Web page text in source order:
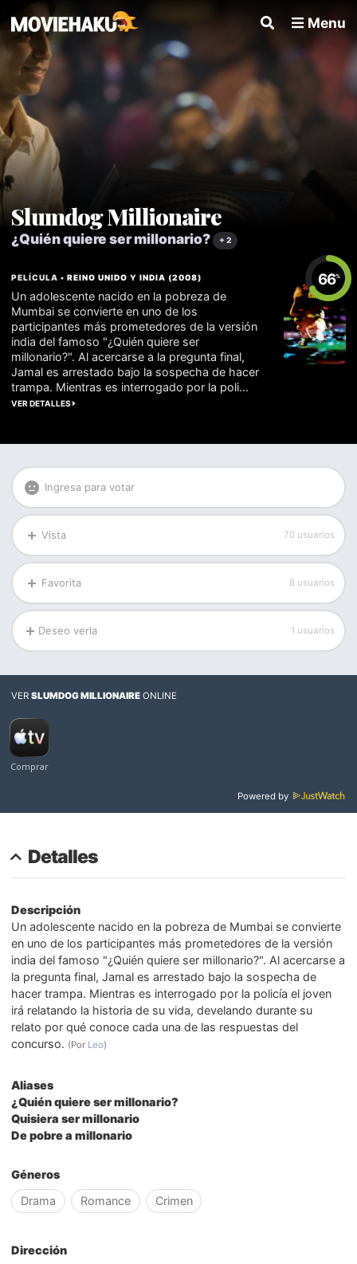
Menu
Slumdog Millionaire
¿Quién quiere ser millonario? + 2
66%
PELÍCULA •REINO UNIDO YINDIA (2008)
Un adolescente nacido en la pobreza de
Mumbai se convierte en uno de los
participantes más prometedores de la versión
india del famoso "¿Quién quiere ser
millonario?". Al acercarse a la pregunta final,
Jamal es arrestado bajo la sospecha de hacer
trampa. Mientras es interrogado por la poli...
VER DETALLES
Ingresa para votar
Vista 70 usuarios
Favorita 8 usuarios
Deseo verla 1 usuarios
VERSLUMDOG MILLIONAIRE ONLINE
Powered by
Detalles
Descripción
Un adolescente nacido en la pobreza de Mumbai se convierte
en uno de los participantes más prometedores de la versión
india del famoso "¿Quién quiere ser millonario?". Al acercarse a
la pregunta final, Jamal es arrestado bajo la sospecha de
hacer trampa. Mientras es interrogado por la policía el joven
irá relatando la historia de su vida, develando durante su
relato por qué conoce cada una de las respuestas del
concurso. (Por Leo)
Aliases
¿Quién quiere ser millonario?
Quisiera ser millonario
De pobre a millonario
Géneros
Drama
Romance Crimen
Dirección